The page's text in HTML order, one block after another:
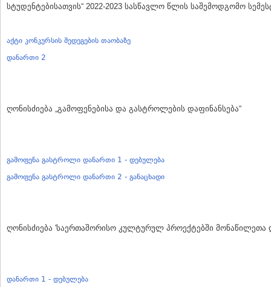
სტუდენტებისათვის“ 2022-2023 სასწავლო წლის საშემოდგომო
აქტი კონკურსის შედეგების თაობაზე
დანართი 2
ღონისძიება „გამოფენებისა და გასტროლების დაფინანსება“
გამოფენა გასტროლი დანართი 1 - დებულება
გამოფენა გასტროლი დანართი 2 - განაცხადი
ღონისძიება 'საერთაშორისო კულტურულ პროექტებში მონაწილეთა
დანართი 1 - დებულება